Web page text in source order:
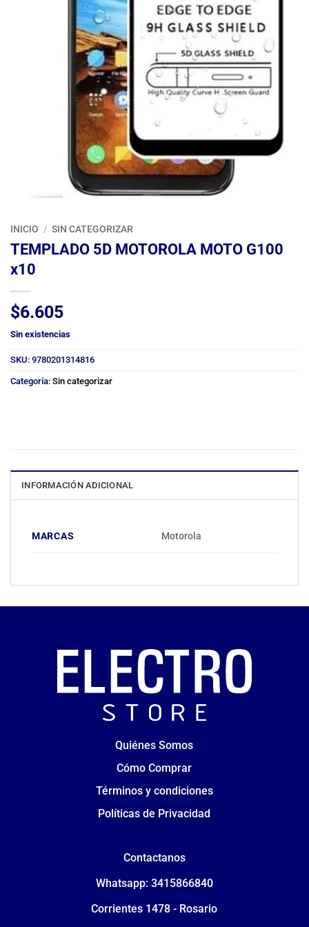
INICIO / SIN CATEGORIZAR
TEMPLADO 5D MOTOROLA MOTO G100
x10
$6.605
Sin existencias
SKU: 9780201314816
Categoría: Sin categorizar
INFORMACIÓN ADICIONAL
MARCAS Motorola
Quiénes Somos
Cómo Comprar
Términos y condiciones
Políticas de Privacidad
Contactanos
Whatsapp: 3415866840
Corrientes 1478 - Rosario